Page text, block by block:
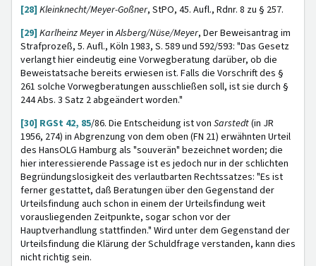
[28] Kleinknecht/Meyer-Goßner, StPO, 45. Aufl., Rdnr. 8 zu § 257.
[29] Karlheinz MeyerinAlsberg/Nüse/Meyer, Der Beweisantrag im
Strafprozeß, 5. Aufl., Köln 1983, S. 589 und 592/593: "Das Gesetz
verlangt hier eindeutig eine Vorwegberatung darüber, ob die
Beweistatsache bereits erwiesen ist. Falls die Vorschrift des §
261 solche Vorwegberatungen ausschließen soll, ist sie durch §
244 Abs. 3 Satz 2 abgeändert worden."
[30] RGSt 42, 85/86. Die Entscheidung ist von Sarstedt(in JR
1956, 274) in Abgrenzung von dem oben (FN 21) erwähnten Urteil
des HansOLG Hamburg als "souverän" bezeichnet worden; die
hier interessierende Passage ist es jedoch nur in der schlichten
Begründungslosigkeit des verlautbarten Rechtssatzes: "Es ist
ferner gestattet, daß Beratungen über den Gegenstand der
Urteilsfindung auch schon in einem der Urteilsfindung weit
vorausliegenden Zeitpunkte, sogar schon vor der
Hauptverhandlung stattfinden." Wird unter dem Gegenstand der
Urteilsfindung die Klärung der Schuldfrage verstanden, kann dies
nicht richtig sein.